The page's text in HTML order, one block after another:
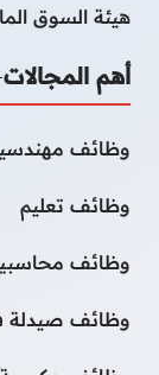
هيئة السوق
أهم المجالات
وظائف
وظائف تعليم
وظائف
وظائف صيدلة